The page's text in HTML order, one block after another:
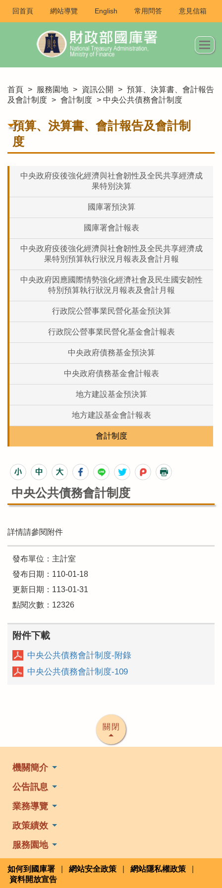
回首頁 網站導覽 English 常用問答 意見信箱
首頁 > 服務園地 > 資訊公開 > 預算、決算書、會計報告
及會計制度 > 會計制度 > 中央公共債務會計制度
預算、決算書、會計報告及會計制
度
中央政府疫後強化經濟與社會韌性及全民共享經濟成
果特別決算
國庫署預決算
國庫署會計報表
中央政府疫後強化經濟與社會韌性及全民共享經濟成
果特別預算執行狀況月報表及會計月報
中央政府因應國際情勢強化經濟社會及民生國安韌性
特別預算執行狀況月報表及會計月報
行政院公營事業民營化基金預決算
行政院公營事業民營化基金會計報表
中央政府債務基金預決算
中央政府債務基金會計報表
地方建設基金預決算
地方建設基金會計報表
會計制度
中央公共債務會計制度
詳情請參閱附件
發布單位：主計室
發布日期：110-01-18
更新日期：113-01-31
點閱次數：12326
附件下載
中央公共債務會計制度-附錄
中央公共債務會計制度-109
關閉
機關簡介
公告訊息
業務導覽
政策績效
服務園地
如何到國庫署 網站安全政策 網站隱私權政策
資料開放宣告